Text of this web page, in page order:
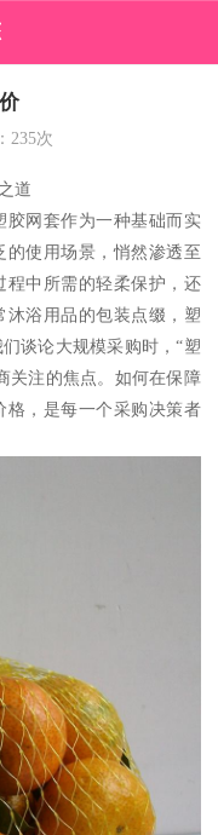
235次
道
胶网套作为一种基础而实
的使用场景，悄然渗透至
程中所需的轻柔保护，还
沐浴用品的包装点缀，塑
谈论大规模采购时，“塑
关注的焦点。如何在保障
格，是每一个采购决策者